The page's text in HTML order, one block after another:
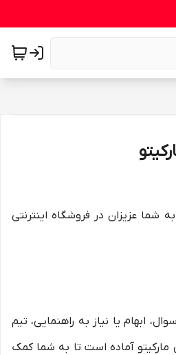
شما عزیزان در فروشگاه اینترنتی
ابهام یا نیاز به راهنمایی، تیم
مارکیتو آماده است تا به شما کمک